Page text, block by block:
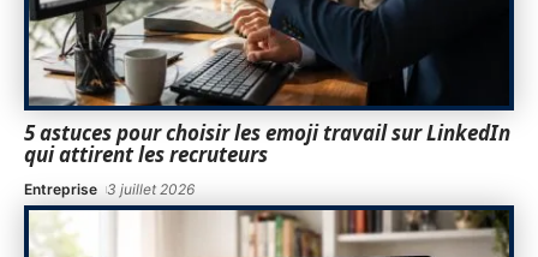
5 astuces pour choisir les emoji travail sur LinkedIn
qui attirent les recruteurs
Entreprise 3 juillet 2026